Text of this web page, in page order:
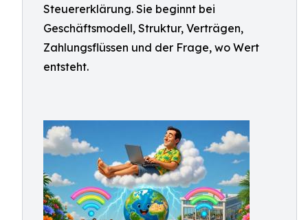
Steuererklärung. Sie beginnt bei
Geschäftsmodell, Struktur, Verträgen,
Zahlungsflüssen und der Frage, wo Wert
entsteht.